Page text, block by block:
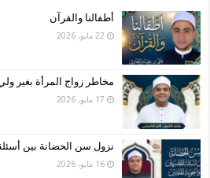
أطفالنا والقرآن
22 مايو، 2026
مخاطر زواج المرأة بغير
17 مايو، 2026
نزول سن الحضانة بين
16 مايو، 2026